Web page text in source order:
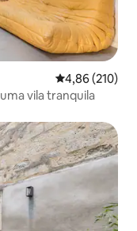
4,86 de uma
4,86 (210)
vila tranquila